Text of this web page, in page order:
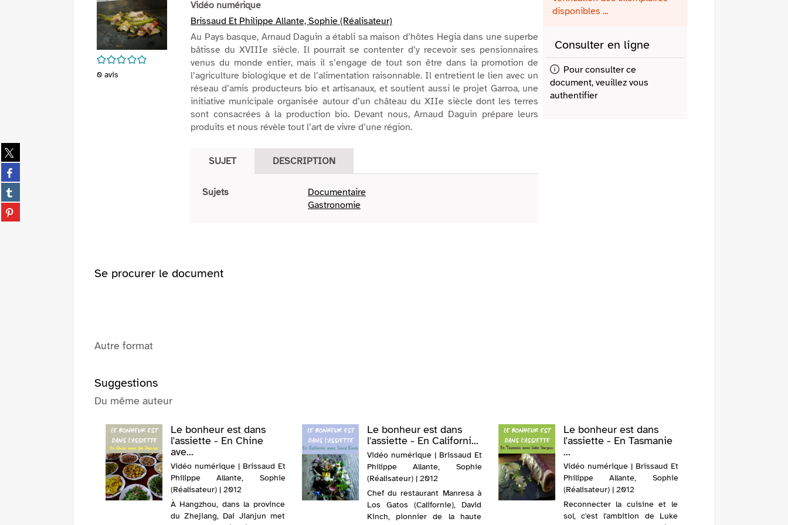
Partager
sur
twitter
(Nouvelle
fenêtre)
Partager
sur
facebook
(Nouvelle
fenêtre)
Partager
sur
tumblr
Partager
sur
/5
0 avis
Vidéo numérique
Brissaud Et Philippe Allante, Sophie (Réalisateur)
Au Pays basque, Arnaud Daguin a établi sa maison d’hôtes Hegia dans une superbe
bâtisse du XVIIIe siècle. Il pourrait se contenter d’y recevoir ses pensionnaires
venus du monde entier, mais il s’engage de tout son être dans la promotion de
l’agriculture biologique et de l’alimentation raisonnable. Il entretient le lien avec un
réseau d’amis producteurs bio et artisanaux, et soutient aussi le projet Garroa, une
initiative municipale organisée autour d’un château du XIIe siècle dont les terres
sont consacrées à la production bio. Devant nous, Arnaud Daguin prépare leurs
produits et nous révèle tout l’art de vivre d’une région.
SUJET DESCRIPTION
Sujets
Documentaire
Gastronomie
disponibles ...
Consulter en ligne
Pour consulter ce
document, veuillez vous
authentifier
Se procurer le document
Autre format
Suggestions
Du même auteur
Le bonheur est dans
l'assiette - En Californi...
Vidéo numérique | Brissaud Et
Philippe Allante, Sophie
(Réalisateur) | 2012
Chef du restaurant Manresa à
Los Gatos (Californie), David
Kinch, pionnier de la haute
Le bonheur est dans
l'assiette - En Tasmanie
...
Vidéo numérique | Brissaud Et
Philippe Allante, Sophie
(Réalisateur) | 2012
Reconnecter la cuisine et le
sol, c'est l'ambition de Luke
Le bonheur est dans
l'assiette - En Chine
ave...
Vidéo numérique | Brissaud Et
Philippe Allante, Sophie
(Réalisateur) | 2012
À Hangzhou, dans la province
du Zhejiang, Dai Jianjun met